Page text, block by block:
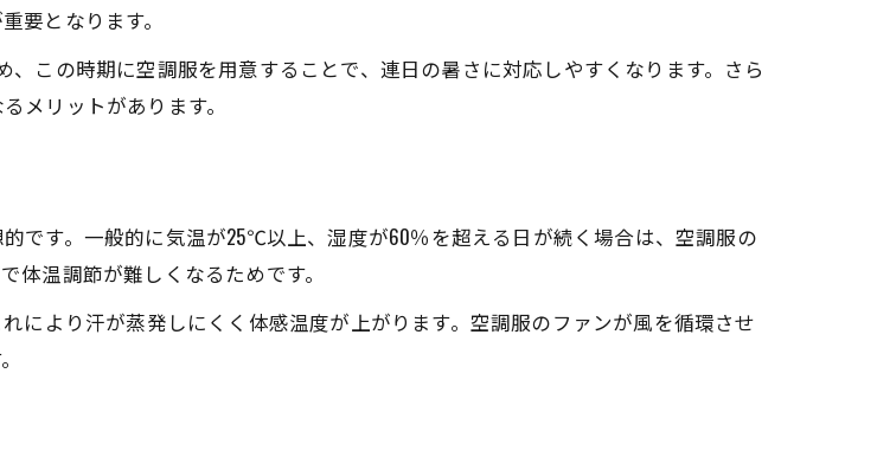
要となります。
この時期に空調服を用意することで、連日の暑さに対応しやすくなります。さら
メリットがあります。
です。一般的に気温が25℃以上、湿度が60％を超える日が続く場合は、空調服の
温調節が難しくなるためです。
により汗が蒸発しにくく体感温度が上がります。空調服のファンが風を循環させ